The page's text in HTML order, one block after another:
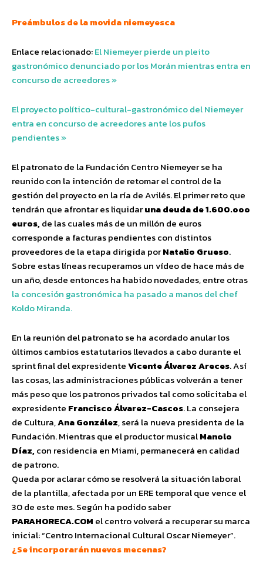
Preámbulos de la movida niemeyesca
Enlace relacionado:El Niemeyer pierde un pleito
gastronómico denunciado por los Morán mientras entra en
concurso de acreedores »
El proyecto político-cultural-gastronómico del Niemeyer
entra en concurso de acreedores ante los pufos
pendientes »
El patronato de la Fundación Centro Niemeyer se ha
reunido con la intención de retomar el control de la
gestión del proyecto en la ría de Avilés. El primer reto que
tendrán que afrontar es liquidaruna deuda de 1.600.ooo
euros,de las cuales más de un millón de euros
corresponde a facturas pendientes con distintos
proveedores de la etapa dirigida porNatalio Grueso.
Sobre estas líneas recuperamos un vídeo de hace más de
un año, desde entonces ha habido novedades, entre otras
la concesión gastronómica ha pasado a manos del chef
Koldo Miranda.
En la reunión del patronato se ha acordado anular los
últimos cambios estatutarios llevados a cabo durante el
sprint final del expresidenteVicente Álvarez Areces. Así
las cosas, las administraciones públicas volverán a tener
más peso que los patronos privados tal como solicitaba el
expresidente Francisco Álvarez-Cascos. La consejera
de Cultura,Ana González, será la nueva presidenta de la
Fundación. Mientras que el productor musicalManolo
Díaz,con residencia en Miami, permanecerá en calidad
de patrono.
Queda por aclarar cómo se resolverá la situación laboral
de la plantilla, afectada por un ERE temporal que vence el
30 de este mes. Según ha podido saber
PARAHORECA.COM el centro volverá a recuperar su marca
inicial: “Centro Internacional Cultural Oscar Niemeyer”.
¿Se incorporarán nuevos mecenas?